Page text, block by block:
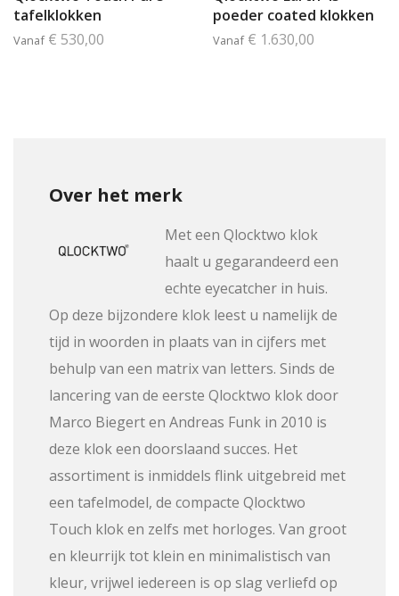
tafelklokken
Vanaf € 530,00
poeder coated klokken
Vanaf € 1.630,00
Over het merk
Met een Qlocktwo klok
haalt u gegarandeerd een
echte eyecatcher in huis.
Op deze bijzondere klok leest u namelijk de
tijd in woorden in plaats van in cijfers met
behulp van een matrix van letters. Sinds de
lancering van de eerste Qlocktwo klok door
Marco Biegert en Andreas Funk in 2010 is
deze klok een doorslaand succes. Het
assortiment is inmiddels flink uitgebreid met
een tafelmodel, de compacte Qlocktwo
Touch klok en zelfs met horloges. Van groot
en kleurrijk tot klein en minimalistisch van
kleur, vrijwel iedereen is op slag verliefd op